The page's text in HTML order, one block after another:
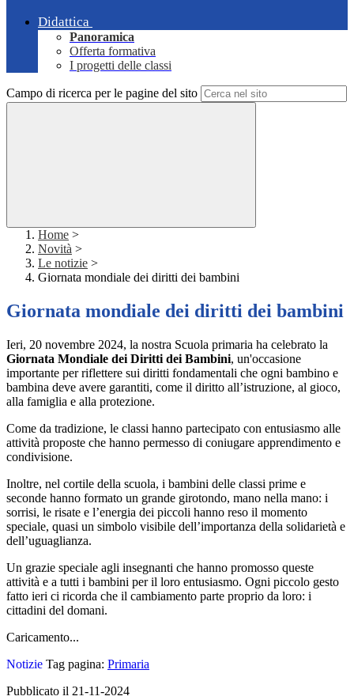
Didattica
Panoramica
Offerta formativa
I progetti delle classi
Campo di ricerca per le pagine del sito
Home >
Novità >
Le notizie >
Giornata mondiale dei diritti dei bambini
Giornata mondiale dei diritti dei bambini
Ieri, 20 novembre 2024, la nostra Scuola primaria ha celebrato la
Giornata Mondiale dei Diritti dei Bambini, un'occasione
importante per riflettere sui diritti fondamentali che ogni bambino e
bambina deve avere garantiti, come il diritto all’istruzione, al gioco,
alla famiglia e alla protezione.
Come da tradizione, le classi hanno partecipato con entusiasmo alle
attività proposte che hanno permesso di coniugare apprendimento e
condivisione.
Inoltre, nel cortile della scuola, i bambini delle classi prime e
seconde hanno formato un grande girotondo, mano nella mano: i
sorrisi, le risate e l’energia dei piccoli hanno reso il momento
speciale, quasi un simbolo visibile dell’importanza della solidarietà e
dell’uguaglianza.
Un grazie speciale agli insegnanti che hanno promosso queste
attività e a tutti i bambini per il loro entusiasmo. Ogni piccolo gesto
fatto ieri ci ricorda che il cambiamento parte proprio da loro: i
cittadini del domani.
Caricamento...
Notizie Tag pagina: Primaria
Pubblicato il 21-11-2024